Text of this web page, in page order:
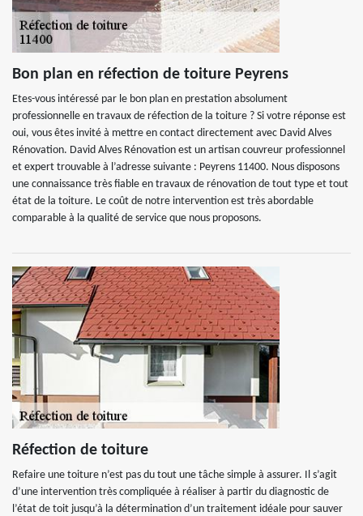
Bon plan en réfection de toiture Peyrens
Etes-vous intéressé par le bon plan en prestation absolument
professionnelle en travaux de réfection de la toiture ? Si votre réponse est
oui, vous êtes invité à mettre en contact directement avec David Alves
Rénovation. David Alves Rénovation est un artisan couvreur professionnel
et expert trouvable à l’adresse suivante : Peyrens 11400. Nous disposons
une connaissance très fiable en travaux de rénovation de tout type et tout
état de la toiture. Le coût de notre intervention est très abordable
comparable à la qualité de service que nous proposons.
Réfection de toiture
Refaire une toiture n’est pas du tout une tâche simple à assurer. Il s’agit
d’une intervention très compliquée à réaliser à partir du diagnostic de
l’état de toit jusqu’à la détermination d’un traitement idéale pour sauver